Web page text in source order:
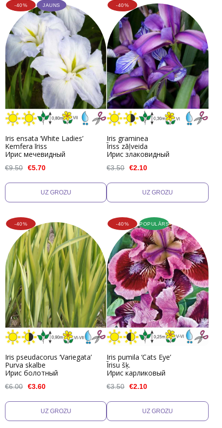
-40% JAUNS
Iris ensata ‘White Ladies’
Kemfera īriss
Ирис мечевидный
€9.50 €5.70
-40%
Iris graminea
Īriss zāļveida
Ирис злаковидный
€3.50 €2.10
-40%
Iris pseudacorus ‘Variegata’
Purva skalbe
Ирис болотный
€6.00 €3.60
-40% POPULĀRS
Iris pumila ‘Cats Eye’
Īrisu šķ.
Ирис карликовый
€3.50 €2.10